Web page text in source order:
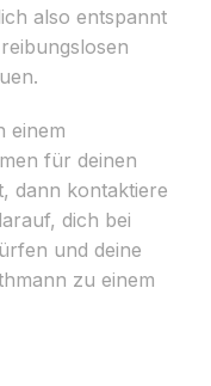
also entspannt
einem
für deinen
dann kontaktiere
dich bei
und deine
zu einem